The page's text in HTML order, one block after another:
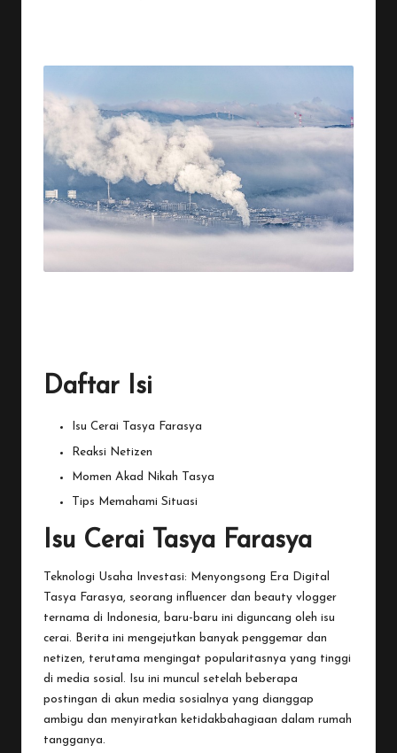
Daftar Isi
Isu Cerai Tasya Farasya
Reaksi Netizen
Momen Akad Nikah Tasya
Tips Memahami Situasi
Isu Cerai Tasya Farasya
Teknologi Usaha Investasi: Menyongsong Era Digital
Tasya Farasya, seorang influencer dan beauty vlogger
ternama di Indonesia, baru-baru ini diguncang oleh isu
cerai. Berita ini mengejutkan banyak penggemar dan
netizen, terutama mengingat popularitasnya yang tinggi
di media sosial. Isu ini muncul setelah beberapa
postingan di akun media sosialnya yang dianggap
ambigu dan menyiratkan ketidakbahagiaan dalam rumah
tangganya.